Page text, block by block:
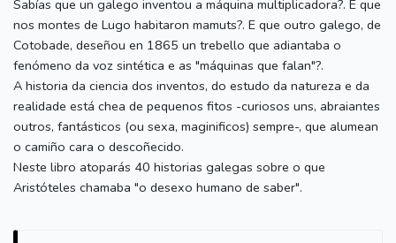
Sabías que un galego inventou a máquina multiplicadora?. E que
nos montes de Lugo habitaron mamuts?. E que outro galego, de
Cotobade, deseñou en 1865 un trebello que adiantaba o
fenómeno da voz sintética e as "máquinas que falan"?.
A historia da ciencia dos inventos, do estudo da natureza e da
realidade está chea de pequenos fitos -curiosos uns, abraiantes
outros, fantásticos (ou sexa, maginificos) sempre-, que alumean
o camiño cara o descoñecido.
Neste libro atoparás 40 historias galegas sobre o que
Aristóteles chamaba "o desexo humano de saber".